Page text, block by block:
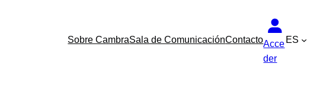
Sobre CambraSala de ComunicaciónContactoAcce
der
ES